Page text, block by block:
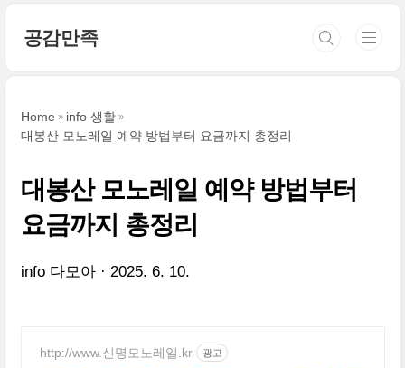
공감만족
Home
info 생활
대봉산 모노레일 예약 방법부터 요금까지 총정리
대봉산 모노레일 예약 방법부터
요금까지 총정리
info 다모아 2025. 6. 10.
http://www.신명모노레일.kr 광고